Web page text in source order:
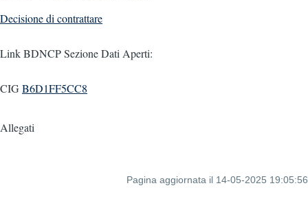
Decisione di contrattare
Link BDNCP Sezione Dati Aperti:
CIGB6D1FF5CC8
Allegati
Pagina aggiornata il 14-05-2025 19:05:56